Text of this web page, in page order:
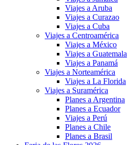
Viajes a Aruba
Viajes a Curazao
Viajes a Cuba
Viajes a Centroamérica
Viajes a México
Viajes a Guatemala
Viajes a Panamá
Viajes a Norteamérica
Viajes a La Florida
Viajes a Suramérica
Planes a Argentina
Planes a Ecuador
Viajes a Perú
Planes a Chile
Planes a Brasil